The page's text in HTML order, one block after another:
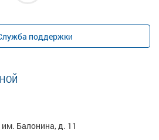
поддержки
им. Балонина, д. 11